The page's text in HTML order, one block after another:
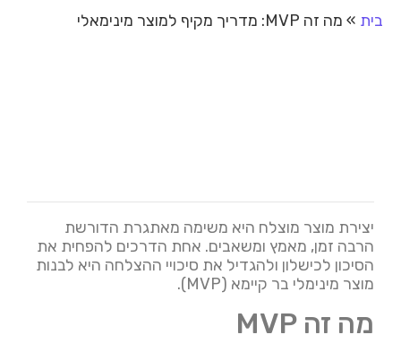
בית » מה זה MVP: מדריך מקיף למוצר מינימאלי
יצירת מוצר מוצלח היא משימה מאתגרת הדורשת
הרבה זמן, מאמץ ומשאבים. אחת הדרכים להפחית את
הסיכון לכישלון ולהגדיל את סיכויי ההצלחה היא לבנות
מוצר מינימלי בר קיימא (MVP).
מה זה MVP